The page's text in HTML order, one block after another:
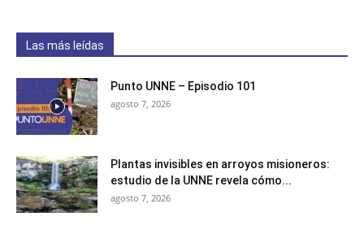
Las más leídas
Punto UNNE – Episodio 101
agosto 7, 2026
Plantas invisibles en arroyos misioneros:
estudio de la UNNE revela cómo...
agosto 7, 2026